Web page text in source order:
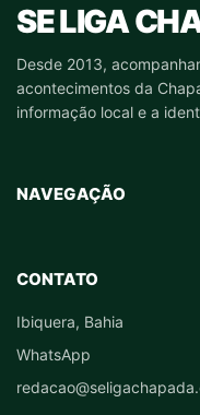
SE LIGA
Desde 2013,
acontecimentos da
informação local e a
NAVEGAÇÃO
CONTATO
Ibiquera, Bahia
WhatsApp